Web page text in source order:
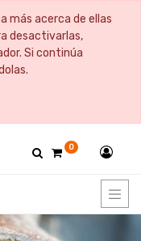
más acerca de ellas
desactivarlas,
Si continúa
0